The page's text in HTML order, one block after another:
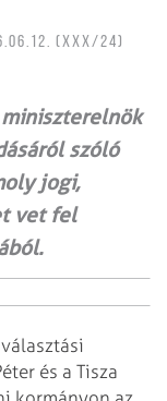
(XXX/24)
szóló
jogi,
vet fel
és a Tisza